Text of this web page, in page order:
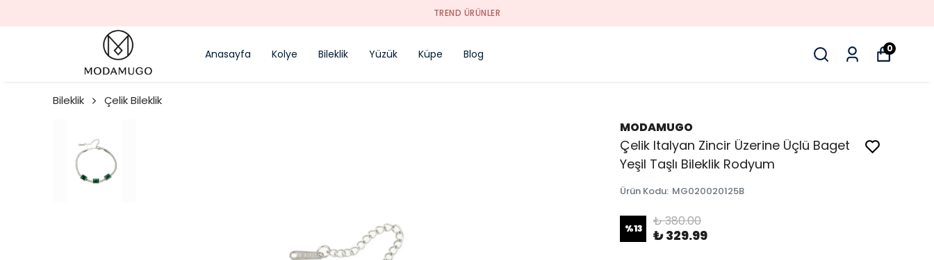
TREND ÜRÜNLER
Anasayfa Kolye Bileklik Yüzük Küpe Blog 0
Bileklik Çelik Bileklik
MODAMUGO
Çelik Italyan Zincir Üzerine Üçlü Baget
Yeşil Taşlı Bileklik Rodyum
Ürün Kodu: MG020020125B
%13 ₺ 380.00
₺ 329.99